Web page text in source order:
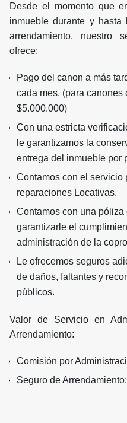
Desde el momento que
inmueble durante y
arrendamiento, nuestro
ofrece:
Pago del canon a más
cada mes. (para canones
$5.000.000)
Con una estricta
le garantizamos la
entrega del inmueble por
Contamos con el servicio
reparaciones Locativas.
Contamos con una
garantizarle el
administración de la
Le ofrecemos seguros
de daños, faltantes y
públicos.
Valor de Servicio en
Arrendamiento:
Comisión por
Seguro de